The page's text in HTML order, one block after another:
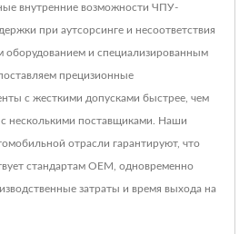
внутренние возможности ЧПУ-
при аутсорсинге и несоответствия
оборудованием и специализированным
прецизионные
с жесткими допусками быстрее, чем
несколькими поставщиками. Наши
отрасли гарантируют, что
стандартам OEM, одновременно
затраты и время выхода на